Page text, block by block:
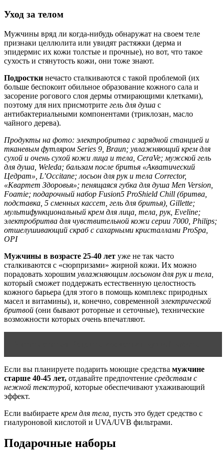
Уход за телом
Мужчины вряд ли когда-нибудь обнаружат на своем теле
признаки целлюлита или увидят растяжки (дерма и
эпидермис их кожи толстые и прочные), но вот, что такое
сухость и стянутость кожи, они тоже знают.
Подростки нечасто сталкиваются с такой проблемой (их
больше беспокоит обильное образование кожного сала и
засорение рогового слоя дермы отмирающими клетками),
поэтому для них присмотрите гель для душа с
антибактериальными компонентами (триклозан, масло
чайного дерева).
Продукты на фото: электробритва с зарядной станцией и
тканевым футляром Series 9, Braun; увлажняющий крем для
сухой и очень сухой кожи лица и тела, CeraVe; мужской гель
для душа, Weleda; бальзам после бритья «Акватический
Цедрат», L’Occitane; лосьон для рук и тела Corrector,
«Квартет Здоровья»; пенящаяся губка для душа Men Version,
Foamie; подарочный набор Fusion5 ProShield Chill (бритва,
подставка, 5 сменных кассет, гель для бритья), Gillette;
мультифункциональный крем для лица, тела, рук, Eveline;
электробритва для чувствительной кожи серии 7000, Philips;
отшелушивающий скраб с сахарными кристаллами ProSpa,
OPI
Мужчины в возрасте 25-40 лет уже не так часто
сталкиваются с «сюрпризами» жирной кожи. Их можно
порадовать хорошим увлажняющим лосьоном для рук и тела,
который сможет поддержать естественную целостность
кожного барьера (для этого в помощь комплекс природных
масел и витамины), и, конечно, современной электрической
бритвой (они бывают роторные и сеточные), технические
возможности которых очень впечатляют.
Если вы планируете подарить моющие средства мужчине
старше 40-45 лет, отдавайте предпочтение средствам с
нежной текстурой, которые обеспечивают ухаживающий
эффект.
Если выбираете крем для тела, пусть это будет средство с
гиалуроновой кислотой и UVA/UVB фильтрами.
Подарочные наборы